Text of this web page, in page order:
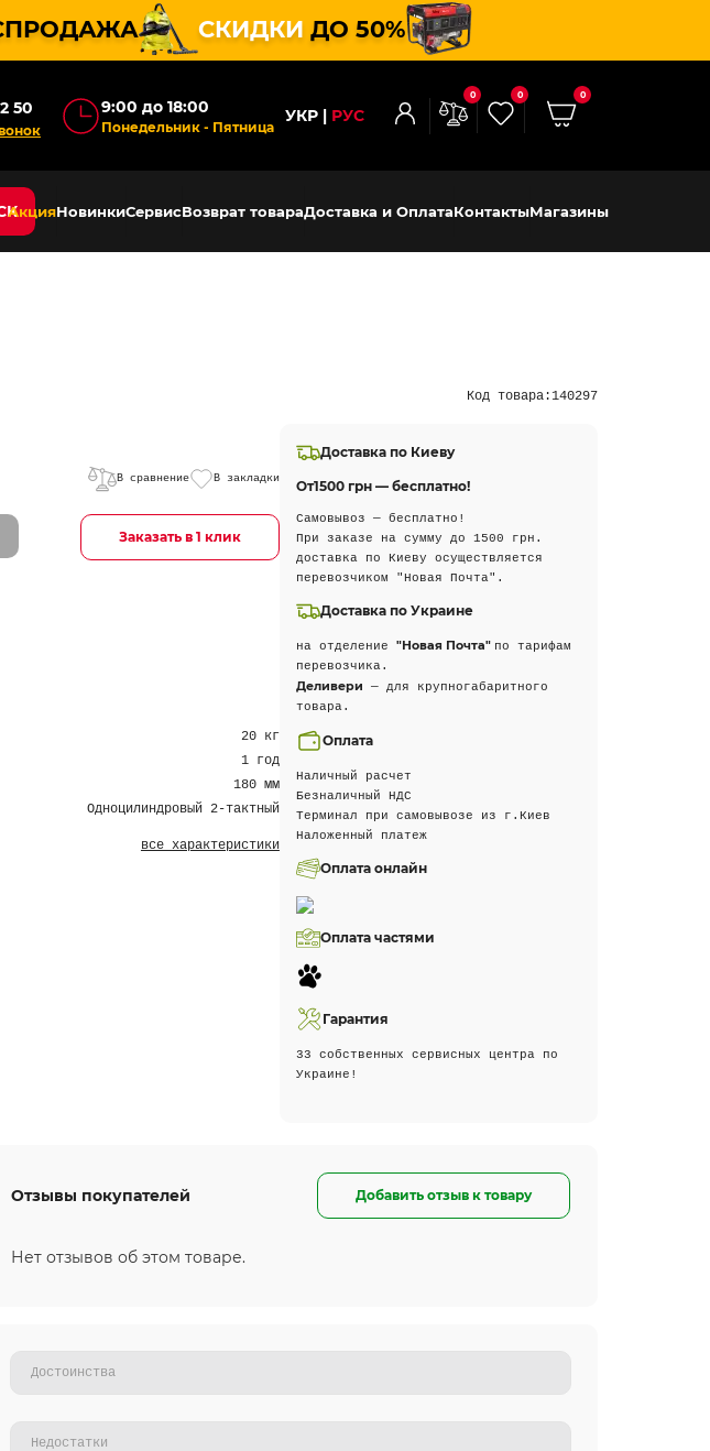
СКИДКИ ДО 50%
50 9:00 до 18:00
Понедельник - Пятница
УКР РУС
0 0 0
АкцияНовинкиСервисВозврат товараДоставка и ОплатаКонтактыМагазины
Код товара:140297
В сравнение В закладки
Заказать в 1 клик
20 кг
1 год
180 мм
Одноцилиндровый 2-тактный
все характеристики
Доставка по Киеву
От1500 грн — бесплатно!
Самовывоз — бесплатно!
При заказе на сумму до 1500 грн.
доставка по Киеву осуществляется
перевозчиком "Новая Почта".
Доставка по Украине
на отделение "Новая Почта" по тарифам
перевозчика.
Деливери — для крупногабаритного
товара.
Оплата
Наличный расчет
Безналичный НДС
Терминал при самовывозе из г.Киев
Наложенный платеж
Оплата онлайн
Оплата частями
Гарантия
33 собственных сервисных центра по
Украине!
Отзывы покупателей Добавить отзыв к товару
Нет отзывов об этом товаре.